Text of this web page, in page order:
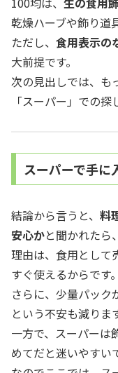
乾燥ハーブや飾り道
ただし、 食用表示の
大前提です。
次の見出しでは、も
「スーパー」での探
スーパーで手に
結論から言うと、 料
安心かと聞かれたら
理由は、食用として
すぐ使えるからです。
さらに、少量パック
という不安も減りま
一方で、スーパーは
めてだと迷いやすい